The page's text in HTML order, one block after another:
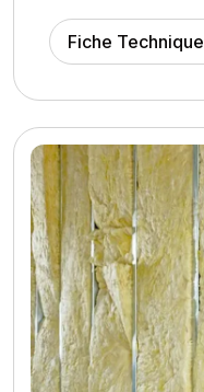
Fiche Technique